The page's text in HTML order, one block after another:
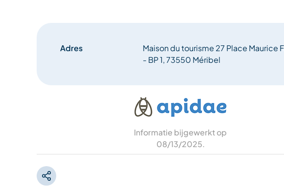
Adres
Maison du tourisme 27 Place Maurice
- BP 1, 73550 Méribel
Informatie bijgewerkt op
08/13/2025.